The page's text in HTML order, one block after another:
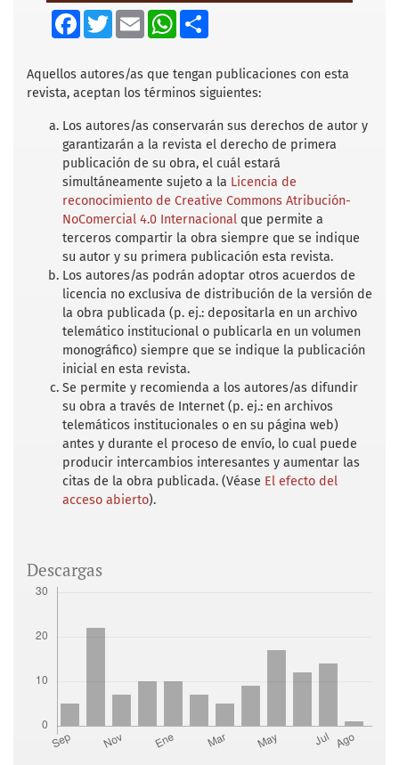
F
a
b
o
o
T
w
t
e
r
E
m
l
W
s
A
p
S
e
Aquellos autores/as que tengan publicaciones con esta
revista, aceptan los términos siguientes:
Los autores/as conservarán sus derechos de autor y
garantizarán a la revista el derecho de primera
publicación de su obra, el cuál estará
simultáneamente sujeto a la Licencia de
reconocimiento de Creative Commons Atribución-
NoComercial 4.0 Internacional que permite a
terceros compartir la obra siempre que se indique
su autor y su primera publicación esta revista.
Los autores/as podrán adoptar otros acuerdos de
licencia no exclusiva de distribución de la versión de
la obra publicada (p. ej.: depositarla en un archivo
telemático institucional o publicarla en un volumen
monográfico) siempre que se indique la publicación
inicial en esta revista.
Se permite y recomienda a los autores/as difundir
su obra a través de Internet (p. ej.: en archivos
telemáticos institucionales o en su página web)
antes y durante el proceso de envío, lo cual puede
producir intercambios interesantes y aumentar las
citas de la obra publicada. (Véase El efecto del
acceso abierto).
Descargas